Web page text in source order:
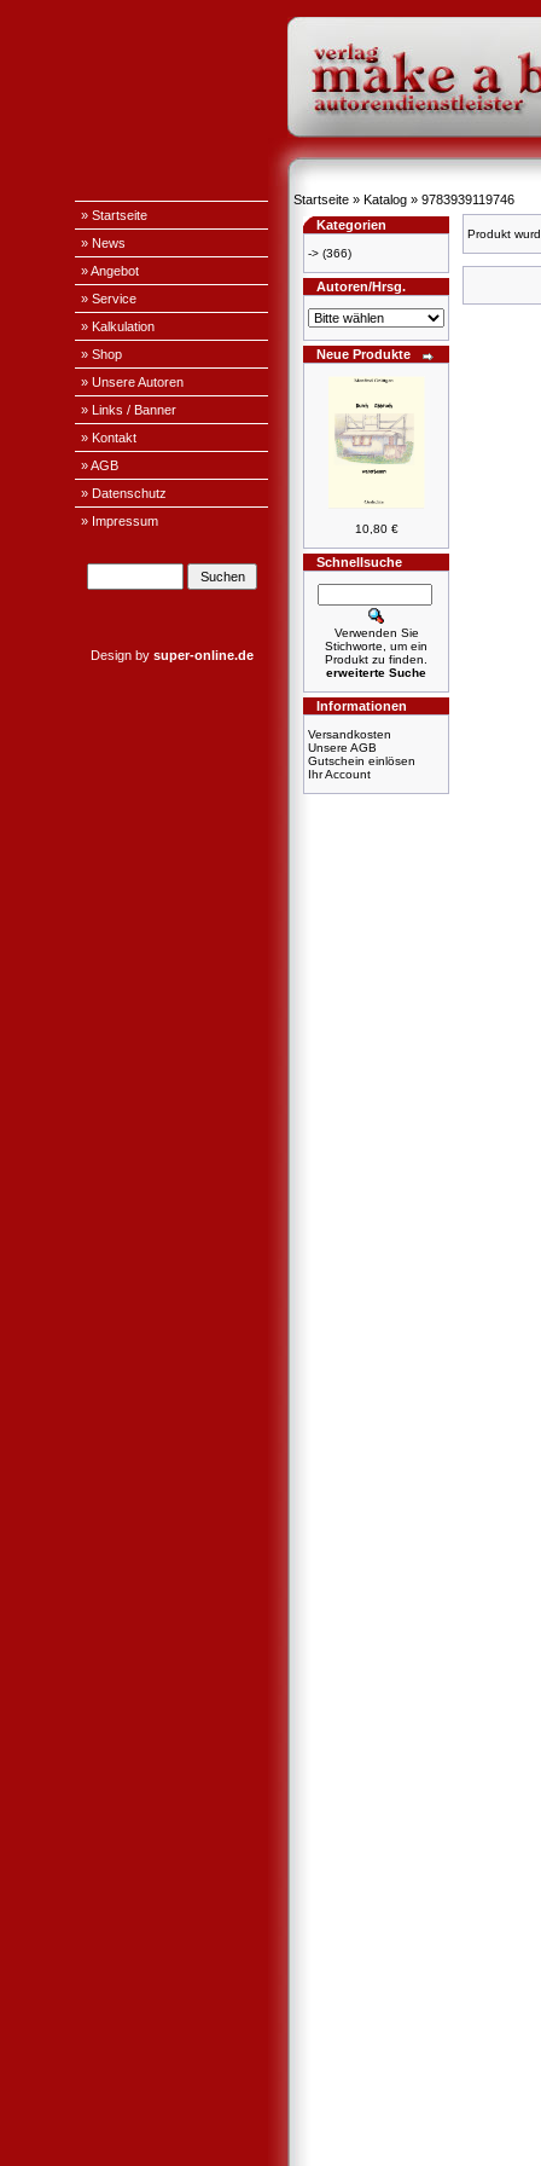
» Startseite
» News
» Angebot
» Service
» Kalkulation
» Shop
» Unsere Autoren
» Links / Banner
» Kontakt
» AGB
» Datenschutz
» Impressum
Design by super-online.de
Startseite » Katalog » 9783939119746
Kategorien
-> (366)
Autoren/Hrsg.
Neue Produkte
10,80 €
Schnellsuche
Verwenden Sie
Stichworte, um ein
Produkt zu finden.
erweiterte Suche
Informationen
Versandkosten
Unsere AGB
Gutschein einlösen
Ihr Account
Produkt